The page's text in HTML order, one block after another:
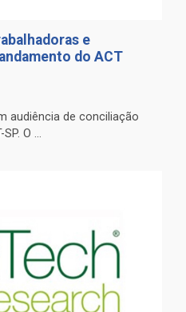
e
do ACT
audiência de conciliação
O ...